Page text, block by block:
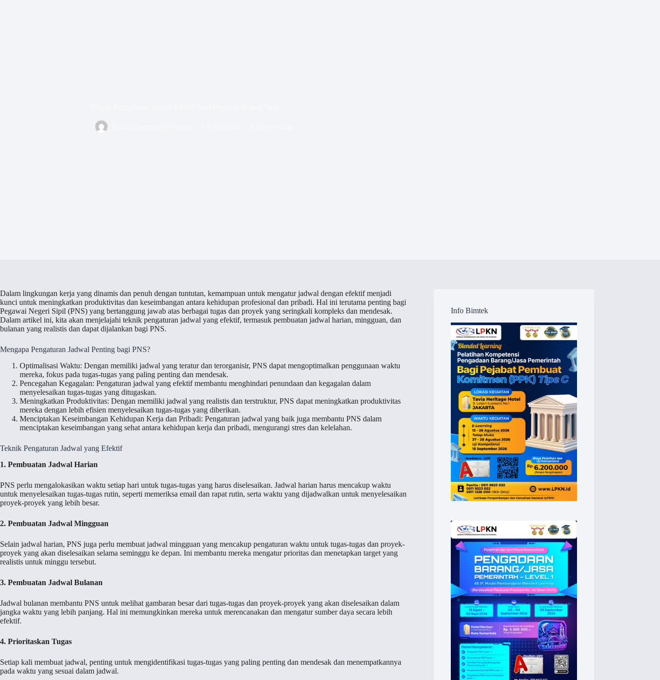
Dalam lingkungan kerja yang dinamis dan penuh dengan tuntutan, kemampuan untuk mengatur jadwal dengan efektif menjadi
kunci untuk meningkatkan produktivitas dan keseimbangan antara kehidupan profesional dan pribadi. Hal ini terutama penting bagi
Pegawai Negeri Sipil (PNS) yang bertanggung jawab atas berbagai tugas dan proyek yang seringkali kompleks dan mendesak.
Dalam artikel ini, kita akan menjelajahi teknik pengaturan jadwal yang efektif, termasuk pembuatan jadwal harian, mingguan, dan
bulanan yang realistis dan dapat dijalankan bagi PNS.
Mengapa Pengaturan Jadwal Penting bagi PNS?
Optimalisasi Waktu: Dengan memiliki jadwal yang teratur dan terorganisir, PNS dapat mengoptimalkan penggunaan waktu
mereka, fokus pada tugas-tugas yang paling penting dan mendesak.
Pencegahan Kegagalan: Pengaturan jadwal yang efektif membantu menghindari penundaan dan kegagalan dalam
menyelesaikan tugas-tugas yang ditugaskan.
Meningkatkan Produktivitas: Dengan memiliki jadwal yang realistis dan terstruktur, PNS dapat meningkatkan produktivitas
mereka dengan lebih efisien menyelesaikan tugas-tugas yang diberikan.
Menciptakan Keseimbangan Kehidupan Kerja dan Pribadi: Pengaturan jadwal yang baik juga membantu PNS dalam
menciptakan keseimbangan yang sehat antara kehidupan kerja dan pribadi, mengurangi stres dan kelelahan.
Teknik Pengaturan Jadwal yang Efektif
1. Pembuatan Jadwal Harian
PNS perlu mengalokasikan waktu setiap hari untuk tugas-tugas yang harus diselesaikan. Jadwal harian harus mencakup waktu
untuk menyelesaikan tugas-tugas rutin, seperti memeriksa email dan rapat rutin, serta waktu yang dijadwalkan untuk menyelesaikan
proyek-proyek yang lebih besar.
2. Pembuatan Jadwal Mingguan
Selain jadwal harian, PNS juga perlu membuat jadwal mingguan yang mencakup pengaturan waktu untuk tugas-tugas dan proyek-
proyek yang akan diselesaikan selama seminggu ke depan. Ini membantu mereka mengatur prioritas dan menetapkan target yang
realistis untuk minggu tersebut.
3. Pembuatan Jadwal Bulanan
Jadwal bulanan membantu PNS untuk melihat gambaran besar dari tugas-tugas dan proyek-proyek yang akan diselesaikan dalam
jangka waktu yang lebih panjang. Hal ini memungkinkan mereka untuk merencanakan dan mengatur sumber daya secara lebih
efektif.
4. Prioritaskan Tugas
Setiap kali membuat jadwal, penting untuk mengidentifikasi tugas-tugas yang paling penting dan mendesak dan menempatkannya
pada waktu yang sesuai dalam jadwal.
Info Bimtek